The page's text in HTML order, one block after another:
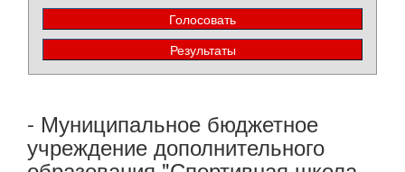
- Муниципальное бюджетное
учреждение дополнительного